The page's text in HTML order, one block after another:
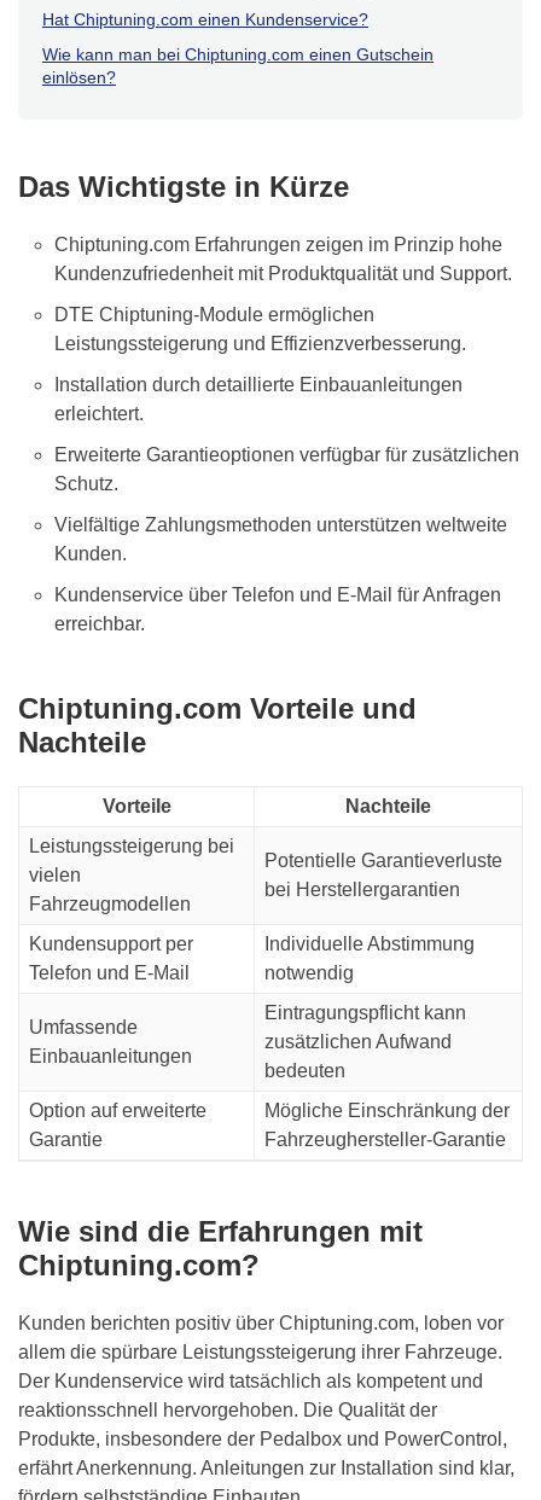
Hat Chiptuning.com einen Kundenservice?
Wie kann man bei Chiptuning.com einen Gutschein
einlösen?
Das Wichtigste in Kürze
Chiptuning.com Erfahrungen zeigen im Prinzip hohe
Kundenzufriedenheit mit Produktqualität und Support.
DTE Chiptuning-Module ermöglichen
Leistungssteigerung und Effizienzverbesserung.
Installation durch detaillierte Einbauanleitungen
erleichtert.
Erweiterte Garantieoptionen verfügbar für zusätzlichen
Schutz.
Vielfältige Zahlungsmethoden unterstützen weltweite
Kunden.
Kundenservice über Telefon und E-Mail für Anfragen
erreichbar.
Chiptuning.com Vorteile und
Nachteile
Vorteile
Nachteile
Leistungssteigerung bei
vielen
Fahrzeugmodellen
Potentielle Garantieverluste
bei Herstellergarantien
Kundensupport per
Telefon und E-Mail
Individuelle Abstimmung
notwendig
Umfassende
Einbauanleitungen
Eintragungspflicht kann
zusätzlichen Aufwand
bedeuten
Option auf erweiterte
Garantie
Mögliche Einschränkung der
Fahrzeughersteller-Garantie
Wie sind die Erfahrungen mit
Chiptuning.com?
Kunden berichten positiv über Chiptuning.com, loben vor
allem die spürbare Leistungssteigerung ihrer Fahrzeuge.
Der Kundenservice wird tatsächlich als kompetent und
reaktionsschnell hervorgehoben. Die Qualität der
Produkte, insbesondere der Pedalbox und PowerControl,
erfährt Anerkennung. Anleitungen zur Installation sind klar,